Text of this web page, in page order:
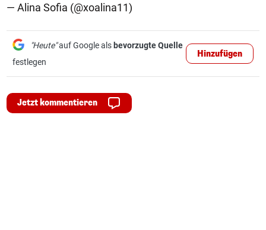
— Alina Sofia (@xoalina11)
"Heute"auf Google als bevorzugte Quelle
festlegen
Hinzufügen
Jetzt kommentieren